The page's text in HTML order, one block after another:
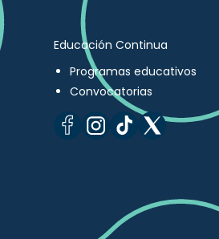
Educación Continua
Programas educativos
Convocatorias